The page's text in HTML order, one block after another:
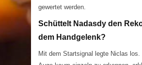
gewertet werden.
Schüttelt Nadasdy den
dem Handgelenk?
Mit dem Startsignal legte Niclas los.